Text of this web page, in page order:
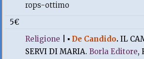
rops-ottimo
5€
Religione |▪ De Candido.IL
SERVI DI MARIA.Borla Editore,